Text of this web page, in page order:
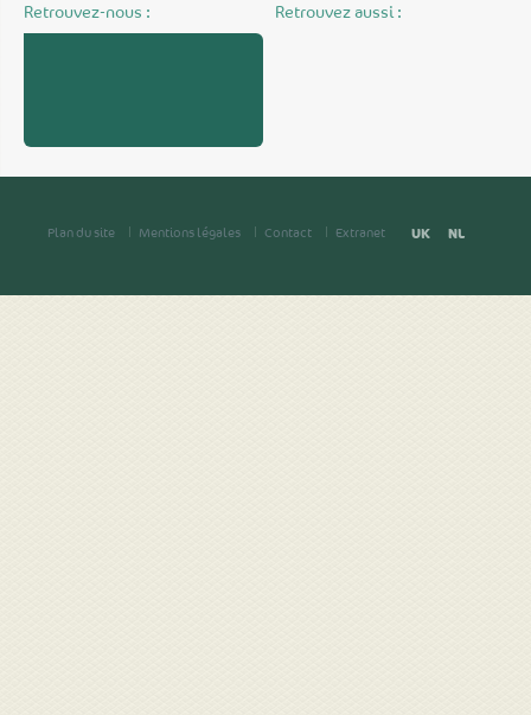
Retrouvez-nous : Retrouvez aussi :
Plan du site Mentions légales Contact Extranet UK NL